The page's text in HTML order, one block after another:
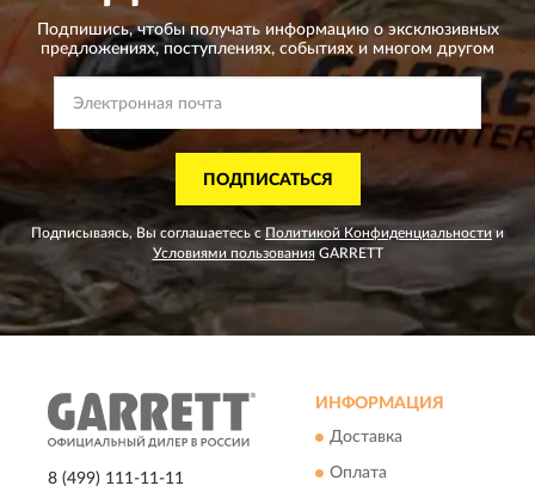
Подпишись, чтобы получать информацию о эксклюзивных
предложениях,поступлениях, событиях и многом другом
ПОДПИСАТЬСЯ
Подписываясь, Вы соглашаетесь сПолитикой Конфиденциальности и
Условиями пользованияGARRETT
8 (499) 111-11-11
ИНФОРМАЦИЯ
Доставка
Оплата